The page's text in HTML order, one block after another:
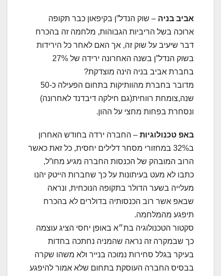
אביב בניה – שוק הנדל”ן בקיפאון כבר תקופה
ארוכה בשל הריביות הגבוהות, מלחמה זה בהכרח
דבר שיעיב על שוק זה, אך האם לאחר כל הירידות
בשוק הנדל”ן בשנה האחרונה ירידה של 27%
בחברת אביב בניה הינה מוצדקת?
מדובר בחברת מהוותיקות בתחום הפעילה כ-50
שנה,צומחת רווחית(גם חילקה דיבדנד לאחרונה)
ונסחרת בפחות מחצי על ההון.
באפ טכנולוגיות – החברה ירדה בחודש האחרון
ב32% במחזורי מסחר דלילים יחסית, כל זאת כאשר
הרוב המובהק של הכנסות החברה מגיע מחו”ל,
כתבו לא מעט בעיתונות על כך שחברות הייטק יהנו
מעלייה בשער הדולר בתקופה הנוכחית, ונראה
שבאפ אשר רוב הכנסותיה בדולרים לא בהכרח
תיפגע מהמלחמה.
סקטור הטכנולוגיה בת״א באופן יחסי הציג עוצמה
כך שבמקרה זה נראה שהמניה נחתכה בחדות
בעיקר בגלל סחירות נמוכה בנייר ולא משהו שקרה
בבסיס החברה העוסקת בתחום שלא אמור להיפגע